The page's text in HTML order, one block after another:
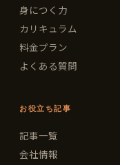
身につく力
カリキュラム
料金プラン
よくある質問
お役立ち記事
記事一覧
会社情報